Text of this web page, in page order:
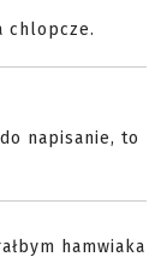
chlopcze.
napisanie, to
hamwiaka